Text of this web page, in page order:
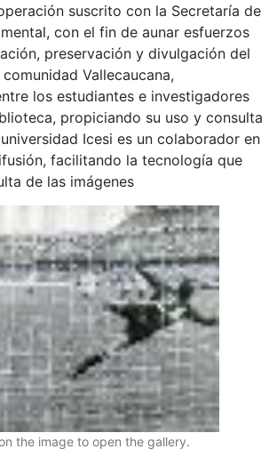
suscrito con la Secretaría de
con el fin de aunar esfuerzos
preservación y divulgación del
Vallecaucana,
los estudiantes e investigadores
propiciando su uso y consulta
Icesi es un colaborador en
facilitando la tecnología que
de las imágenes
the image to open the gallery.